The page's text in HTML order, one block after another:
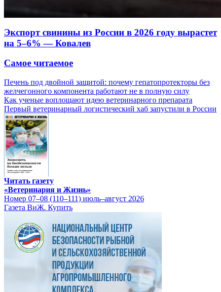
Экспорт свинины из России в 2026 году вырастет
на 5–6% — Ковалев
Самое читаемое
Печень под двойной защитой: почему гепатопротекторы без
желчегонного компонента работают не в полную силу
Как ученые воплощают идею ветеринарного препарата
Первый ветеринарный логистический хаб запустили в России
Читать газету
«Ветеринария и Жизнь»
Номер 07–08 (110–111) июль–август 2026
Газета ВиЖ. Купить